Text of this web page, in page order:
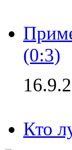
(0:3)
Кто